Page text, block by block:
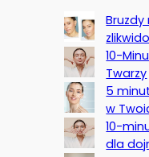
10-
Twarzy
5
w
10-
dla